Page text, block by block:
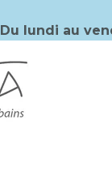
Du lundi au